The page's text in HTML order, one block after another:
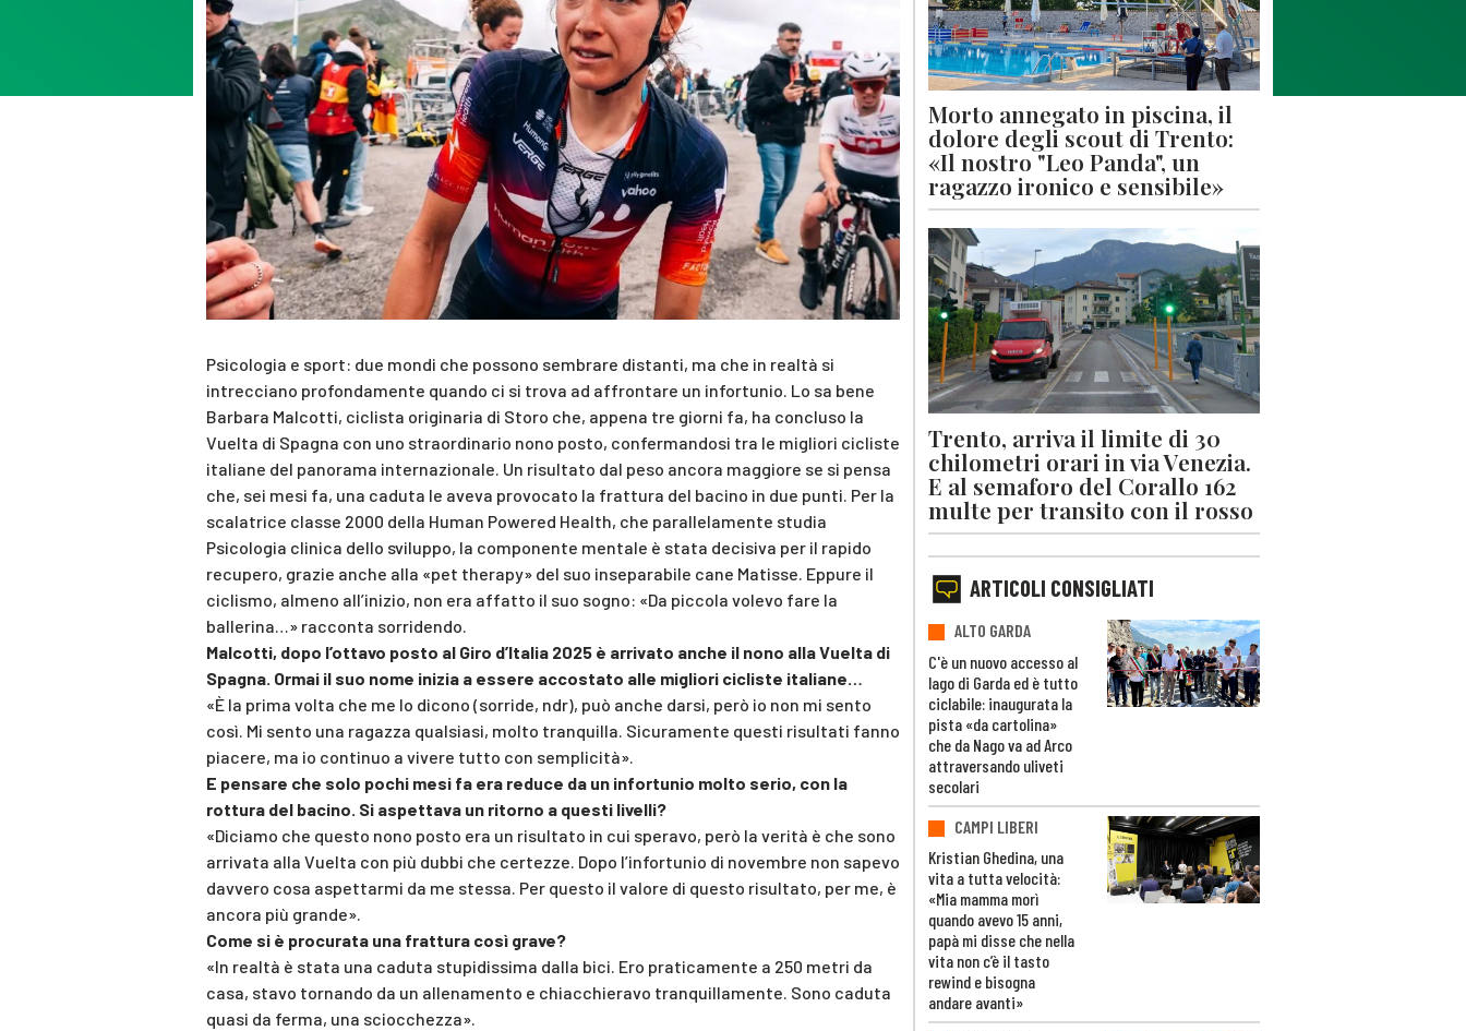
Psicologia e sport: due mondi che possono sembrare distanti, ma che in realtà si
intrecciano profondamente quando ci si trova ad affrontare un infortunio. Lo sa bene
Barbara Malcotti, ciclista originaria di Storo che, appena tre giorni fa, ha concluso la
Vuelta di Spagna con uno straordinario nono posto, confermandosi tra le migliori cicliste
italiane del panorama internazionale. Un risultato dal peso ancora maggiore se si pensa
che, sei mesi fa, una caduta le aveva provocato la frattura del bacino in due punti. Per la
scalatrice classe 2000 della Human Powered Health, che parallelamente studia
Psicologia clinica dello sviluppo, la componente mentale è stata decisiva per il rapido
recupero, grazie anche alla «pet therapy» del suo inseparabile cane Matisse. Eppure il
ciclismo, almeno all’inizio, non era affatto il suo sogno: «Da piccola volevo fare la
ballerina…» racconta sorridendo.
Malcotti, dopo l’ottavo posto al Giro d’Italia 2025 è arrivato anche il nono alla Vuelta di
Spagna. Ormai il suo nome inizia a essere accostato alle migliori cicliste italiane…
«È la prima volta che me lo dicono (sorride, ndr), può anche darsi, però io non mi sento
così. Mi sento una ragazza qualsiasi, molto tranquilla. Sicuramente questi risultati fanno
piacere, ma io continuo a vivere tutto con semplicità».
E pensare che solo pochi mesi fa era reduce da un infortunio molto serio, con la
rottura del bacino. Si aspettava un ritorno a questi livelli?
«Diciamo che questo nono posto era un risultato in cui speravo, però la verità è che sono
arrivata alla Vuelta con più dubbi che certezze. Dopo l’infortunio di novembre non sapevo
davvero cosa aspettarmi da me stessa. Per questo il valore di questo risultato, per me, è
ancora più grande».
Come si è procurata una frattura così grave?
«In realtà è stata una caduta stupidissima dalla bici. Ero praticamente a 250 metri da
casa, stavo tornando da un allenamento e chiacchieravo tranquillamente. Sono caduta
quasi da ferma, una sciocchezza».
Morto annegato in piscina, il
dolore degli scout di Trento:
«Il nostro "Leo Panda", un
ragazzo ironico e sensibile»
Trento, arriva il limite di 30
chilometri orari in via Venezia.
E al semaforo del Corallo 162
multe per transito con il rosso
ARTICOLI CONSIGLIATI
ALTO GARDA
C'è un nuovo accesso al
lago di Garda ed è tutto
ciclabile: inaugurata la
pista «da cartolina»
che da Nago va ad Arco
attraversando uliveti
secolari
CAMPI LIBERI
Kristian Ghedina, una
vita a tutta velocità:
«Mia mamma morì
quando avevo 15 anni,
papà mi disse che nella
vita non c’è il tasto
rewind e bisogna
andare avanti»